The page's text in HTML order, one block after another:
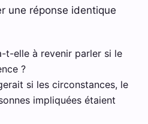
une réponse identique
t-elle à revenir parler si le
?
si les circonstances, le
impliquées étaient